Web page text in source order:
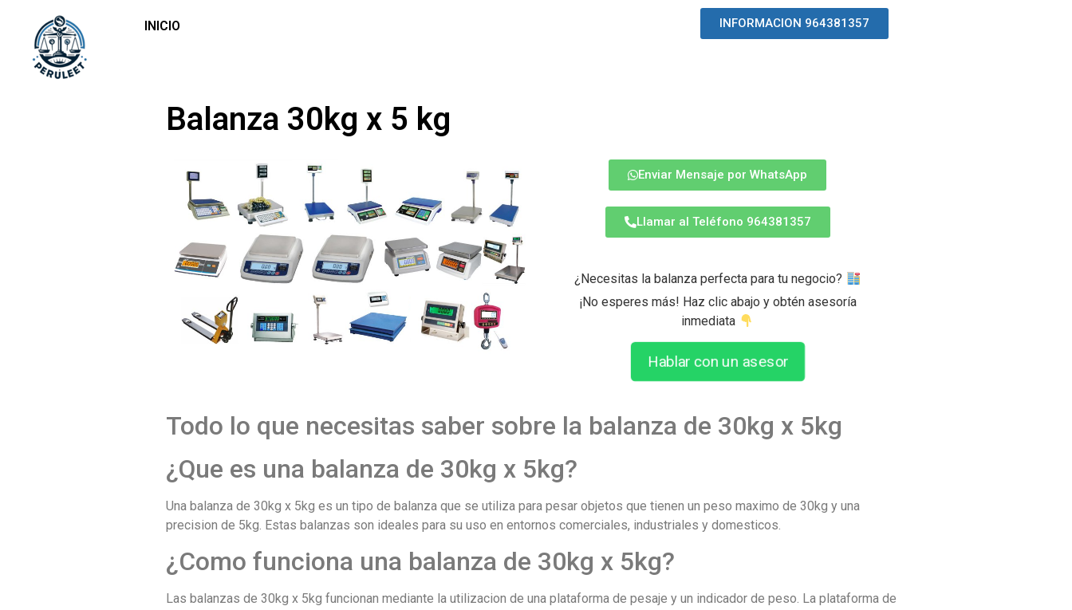
INICIO INFORMACION 964381357
Balanza 30kg x 5 kg
Enviar Mensaje por WhatsApp
Llamar al Teléfono 964381357
¿Necesitas la balanza perfecta para tu negocio?
¡No esperes más! Haz clic abajo y obtén asesoría
inmediata
Hablar con un asesor
Todo lo que necesitas saber sobre la balanza de 30kg x 5kg
¿Que es una balanza de 30kg x 5kg?
Una balanza de 30kg x 5kg es un tipo de balanza que se utiliza para pesar objetos que tienen un peso maximo de 30kg y una
precision de 5kg. Estas balanzas son ideales para su uso en entornos comerciales, industriales y domesticos.
¿Como funciona una balanza de 30kg x 5kg?
Las balanzas de 30kg x 5kg funcionan mediante la utilizacion de una plataforma de pesaje y un indicador de peso. La plataforma de